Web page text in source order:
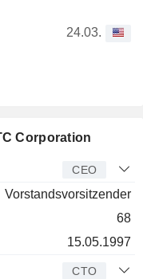
24.03.
Corporation
CEO
Vorstandsvorsitzender
68
15.05.1997
CTO